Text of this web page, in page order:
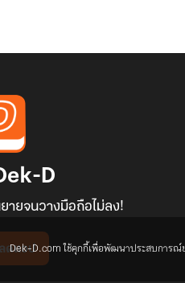
D
ยจนวางมือถือไม่ลง!
ดแอป
Dek-D.com ใช้คุกกี้เพื่อพัฒนาประสบการณ์